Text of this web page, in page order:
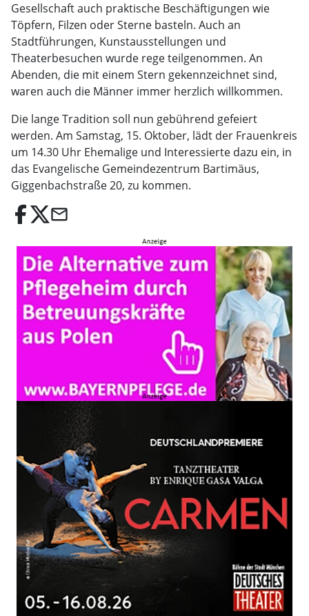
Gesellschaft auch praktische Beschäftigungen wie
Töpfern, Filzen oder Sterne basteln. Auch an
Stadtführungen, Kunstausstellungen und
Theaterbesuchen wurde rege teilgenommen. An
Abenden, die mit einem Stern gekennzeichnet sind,
waren auch die Männer immer herzlich willkommen.
Die lange Tradition soll nun gebührend gefeiert
werden. Am Samstag, 15. Oktober, lädt der Frauenkreis
um 14.30 Uhr Ehemalige und Interessierte dazu ein, in
das Evangelische Gemeindezentrum Bartimäus,
Giggenbachstraße 20, zu kommen.
email